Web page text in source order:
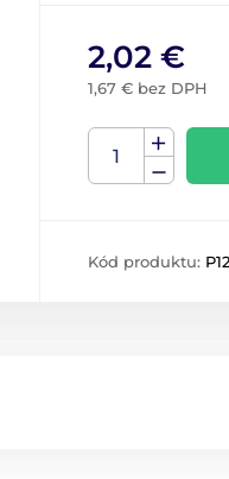
2,02 €
1,67 € bez DPH
Kód produktu: